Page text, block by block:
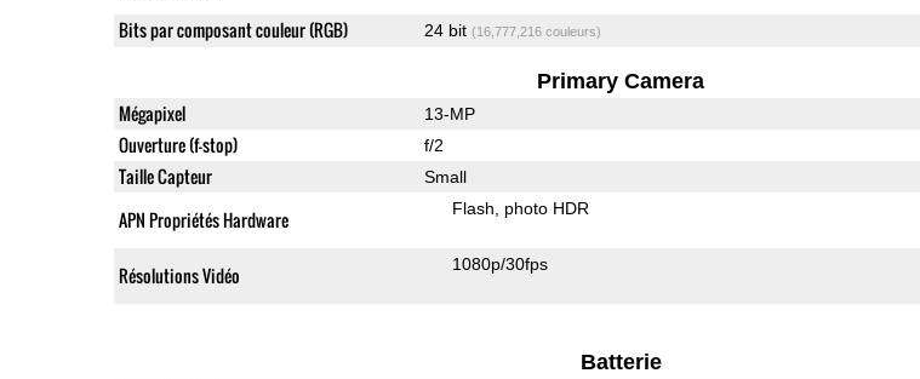
Bits par composant couleur (RGB) 24 bit (16,777,216 couleurs)
Primary Camera
Mégapixel 13-MP
Ouverture (f-stop) f/2
Taille Capteur Small
APN Propriétés Hardware Flash photo HDR
Résolutions Vidéo 1080p/30fps
Batterie